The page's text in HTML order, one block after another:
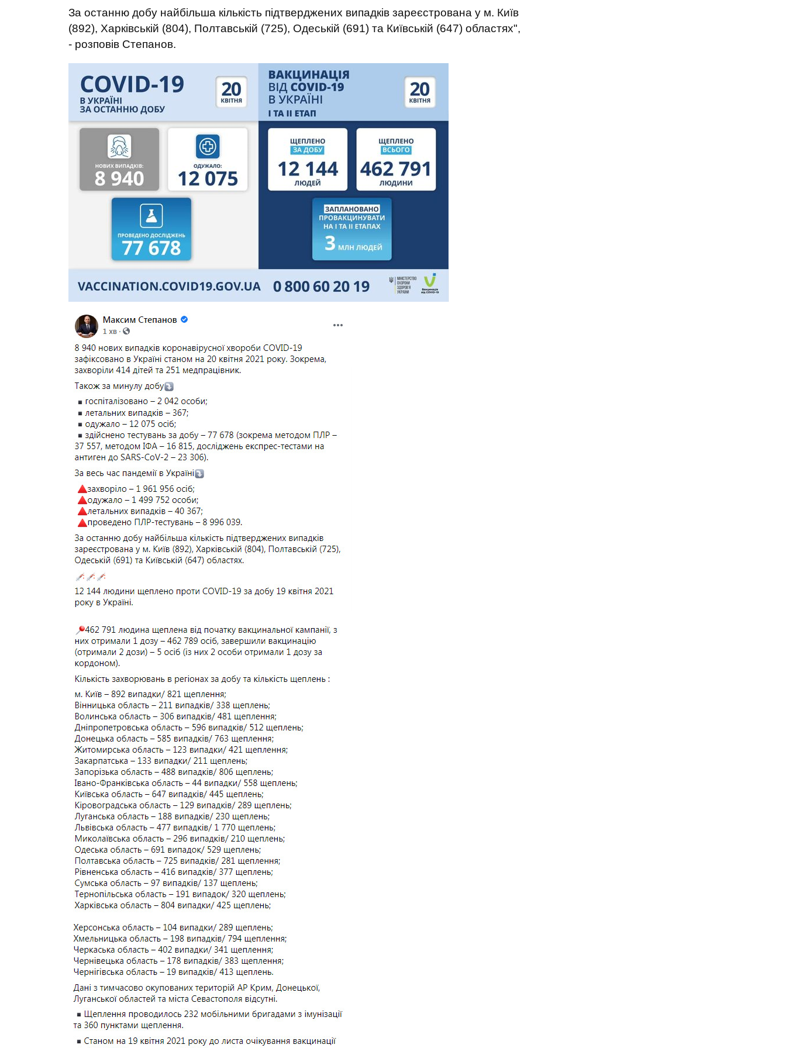
За останню добу найбільша кількість підтверджених випадків зареєстрована у м. Київ
(892), Харківській (804), Полтавській (725), Одеській (691) та Київській (647) областях",
- розповів Степанов.